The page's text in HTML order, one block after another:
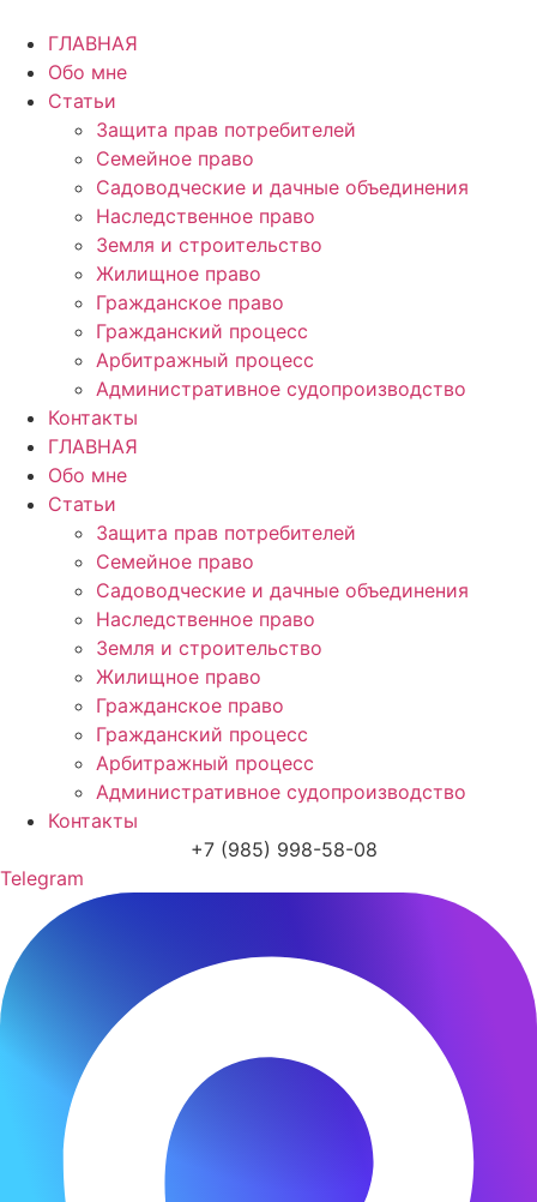
содержимому
ГЛАВНАЯ
Обо мне
Статьи
Защита прав потребителей
Семейное право
Садоводческие и дачные объединения
Наследственное право
Земля и строительство
Жилищное право
Гражданское право
Гражданский процесс
Арбитражный процесс
Административное судопроизводство
Контакты
ГЛАВНАЯ
Обо мне
Статьи
Защита прав потребителей
Семейное право
Садоводческие и дачные объединения
Наследственное право
Земля и строительство
Жилищное право
Гражданское право
Гражданский процесс
Арбитражный процесс
Административное судопроизводство
Контакты
+7 (985) 998-58-08
Telegram